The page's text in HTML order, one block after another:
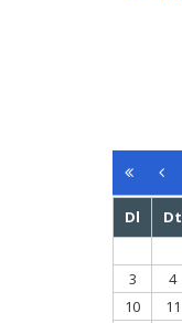
Dl Dt
3
4
10
11